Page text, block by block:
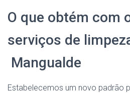
O que obtém com
serviços de
Mangualde
Estabelecemos um novo padrão